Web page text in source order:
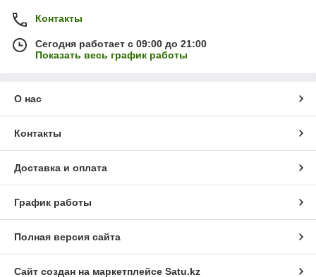
Контакты
Сегодня работает с 09:00 до 21:00
Показать весь график работы
О нас
Контакты
Доставка и оплата
График работы
Полная версия сайта
Сайт создан на маркетплейсе Satu.kz